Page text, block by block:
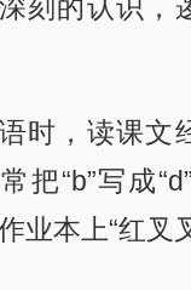
刻的认识，
时，读课文
把“b”写成
业本上“红叉